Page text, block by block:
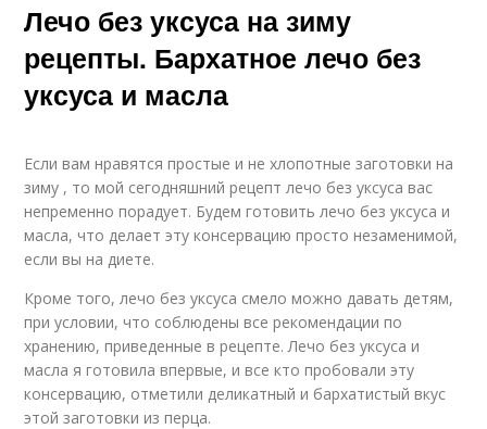
Лечо без уксуса на зиму
рецепты. Бархатное лечо без
уксуса и масла
Если вам нравятся простые и не хлопотные заготовки на
зиму , то мой сегодняшний рецепт лечо без уксуса вас
непременно порадует. Будем готовить лечо без уксуса и
масла, что делает эту консервацию просто незаменимой,
если вы на диете.
Кроме того, лечо без уксуса смело можно давать детям,
при условии, что соблюдены все рекомендации по
хранению, приведенные в рецепте. Лечо без уксуса и
масла я готовила впервые, и все кто пробовали эту
консервацию, отметили деликатный и бархатистый вкус
этой заготовки из перца.